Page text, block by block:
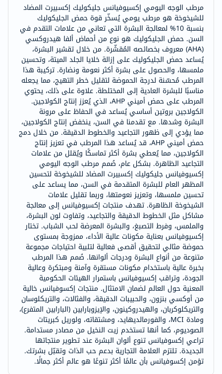
مرطب الوجه اليومي إكسيوفيانس جليكوليك إكسبيرت المضاد
للشيخوخة هو مرطب يومي يُسخّر قوة حمض الجليكوليك
بنسبة 10% لمعالجة البشرة التي تعاني من علامات التقدم في
السن. حمض الجليكوليك هو نوع من أحماض ألفا هيدروكسي
(AHA) معروف بخصائصه المُقشّرة. من خلال تقشير البشرة،
يُساعد حمض الجليكوليك على إزالة خلايا الجلد الميتة، وتحسين
ملمسها، والحصول على بشرة أكثر نعومة ونضارة. تركيبة هذا
المرطب مُحسّنة لدرجة الحموضة لتقليل خطر التهيج، مما يجعله
مناسبًا للبشرة العادية إلى المختلطة. علاوة على ذلك، يحتوي
المرطب على حمض أميني AHP، الذي يُعزز إنتاج الكولاجين.
الكولاجين بروتين أساسي يُساعد في الحفاظ على مرونة
البشرة وشدها. مع تقدمنا في السن، ينخفض إنتاج الكولاجين،
مما يؤدي إلى ظهور التجاعيد والخطوط الدقيقة. من خلال دمج
حمض أميني AHP، قد يُساعد هذا المرطب في تعزيز إنتاج
الكولاجين، مما يُعطي بشرة أكثر تماسكًا ويُقلل من علامات
التجاعيد الظاهرة. بشكل عام، صُمم مرطب الوجه اليومي
إكسيوفيانس جليكوليك إكسبيرت المضاد للشيخوخة لتحسين
المظهر العام للبشرة المتقدمة في السن، مما يساعد على
تحسين ملمسها، وتعزيز نعومتها، وربما تقليل علامات
الشيخوخة الظاهرة. تهدف منتجات إكسيوفيانس إلى معالجة
مشاكل مثل الخطوط الدقيقة والتجاعيد، وتفاوت لون البشرة،
والملمس، وفرط التصبغ، والبشرة المعرضة لحب الشباب. تختار
إكسيوفيانس بعناية مكونات عالية الأداء، ممزوجة بمستوى
حموضة مثالي لتحقيق أقصى فعالية لتلبية احتياجات مجموعة
متنوعة من أنواع البشرة ودرجات ألوانها. صُمم هذا المرطب
بخبرة عالية باستخدام مكونات مستقرة وآمنة ومبتكرة وعالية
الجودة، وتراقب إكسيوفيانس باستمرار الهيئات الحكومية
المعنية حول العالم لضمان الامتثال. منتجات إكسوفيانس خالية
من أوكسي بنزون، والحبيبات الدقيقة، والفثالات، والتريكلوسان
والتريكلوكربان، والهيدروكينون، والإيزوبارابين (البارابين المتفرع)،
ومادة MCI، والفورمالديهايد، ومشتقاته، ولوريل كبريتات
الصوديوم، كما أنها تستخدم زيت النخيل من مصادر مستدامة.
تراعي إكسوفيانس تنوع ألوان البشرة عند تطوير منتجاتها
الجديدة. تلتزم العلامة التجارية بدعم حب الذات وتقبّل بشرتك.
تؤمن إكسوفيانس بأن عالمًا أكثر تنوعًا هو عالم أكثر جمالًا.